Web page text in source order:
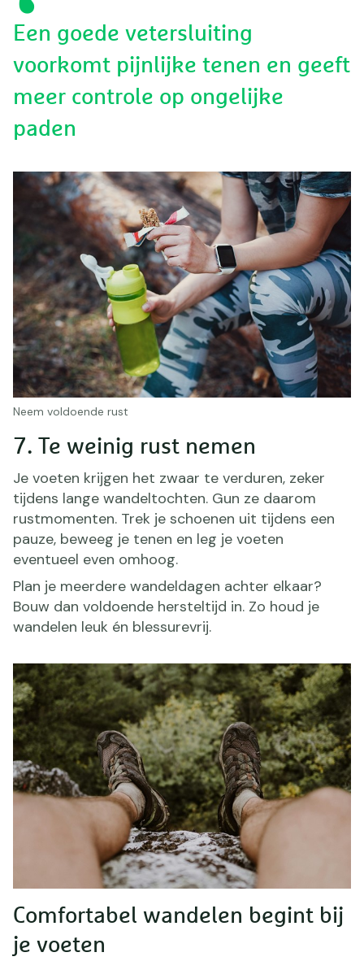
Een goede vetersluiting
voorkomt pijnlijke tenen en geeft
meer controle op ongelijke
paden
Neem voldoende rust
7. Te weinig rust nemen
Je voeten krijgen het zwaar te verduren, zeker
tijdens lange wandeltochten. Gun ze daarom
rustmomenten. Trek je schoenen uit tijdens een
pauze, beweeg je tenen en leg je voeten
eventueel even omhoog.
Plan je meerdere wandeldagen achter elkaar?
Bouw dan voldoende hersteltijd in. Zo houd je
wandelen leuk én blessurevrij.
Comfortabel wandelen begint bij
je voeten